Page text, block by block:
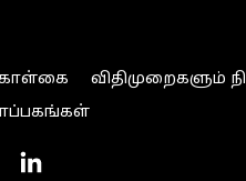
கொள்கை விதிமுறைகளும்